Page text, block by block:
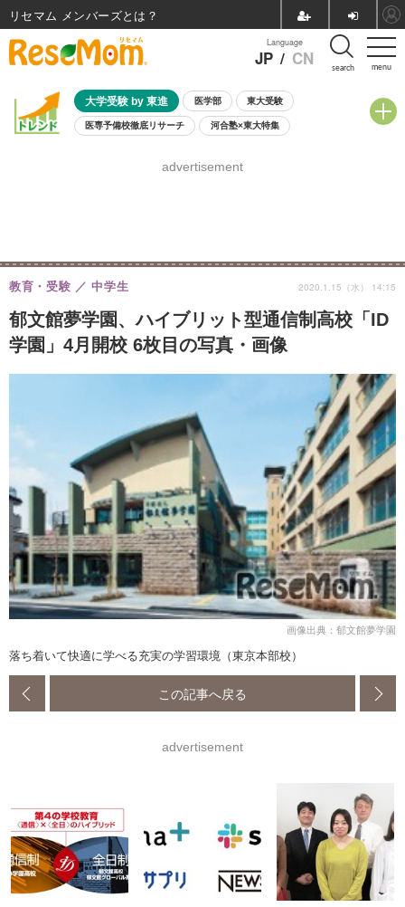
menu
Language
JP / CN search
大学受験 by 東進 医学部 東大受験
医専予備校徹底リサーチ 河合塾×東大特集
8月開催学校説明会・相談会
advertisement
郁文館夢学園、ハイブリット型通信制高校「ID
学園」4月開校 6枚目の写真・画像
教育・受験 中学生 2020.1.15（水） 14:15
画像出典：郁文館夢学園
落ち着いて快適に学べる充実の学習環境（東京本部校）
この記事へ戻る
advertisement
リセマム メンバーズ